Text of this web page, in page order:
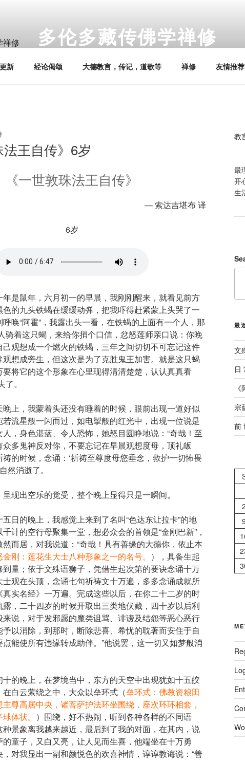
多伦多藏传佛学禅修
新 经论偈颂 大德教言，传记，道歌等 禅修 友情推荐
法王自传》6岁
《一世敦珠法王自传》
— 索达吉堪布 译
6岁
是鼠年，六月初一的早晨，我刚刚醒来，就看见前方
的九头铁蝎在缓缓动弹，把我吓得赶紧蒙上头哭了一
唤“阿霍”，我露出头一看，在铁蝎的上面有一个人，那
骑着这只蝎，来给你捎个口信，忿怒莲师亲口说：你晚
观想成一个燃火的铁蝎，三年之间切切不可忘记这件
想成旁生，但这次是为了克胜鬼王加害。就是这只蝎
将它的这个形象在心里现得清清楚楚，认认真真看
。
上，我蒙着头还没有睡着的时候，眼前出现一道好似
流星般一闪而过，如电掣般的红光中，出现一位说是
，身色湛蓝、令人恐怖，她怒目圆睁地说：“奇哉！至
多鬼神反对你，不要忘记在早晨观想度母，顶礼皈
的时候，念诵：‘祈祷至尊度母您垂念，救护一切怖畏
然消逝了。
现出空乐的觉受，整个晚上显得只是一瞬间。
日的晚上，我感觉上来到了名叫“色达东让拉卡”的地
计的空行母聚集一堂，想必众会的首领是“金刚巴新”，
而居，对我说道：“奇哉！具有善缘的大德你，依止本
金刚：莲花生大士八种形象之一的名号。 ）
，具备生起
量；依于文殊语狮子，凭借生起次第的要诀念诵十万
观在头顶，念诵七句祈祷文十万遍，多多念诵成就所
实名经》一万遍。完成这些以后，在你二十二岁的时
，二十四岁的时候开取出三类地伏藏，四十岁以后利
说，对于发邪愿的魔类诅骂、诽谤及结怨等恶心恶行
以消除，到那时，断除悲喜、希忧的耽著而安住于自
能使所有违缘转成助伴。”他说罢，这一切又如梦般消
的晚上，在梦境当中，东方的天空中出现犹如十五皎
白云萦绕之中，大众以垒环式（垒环式：佛教资粮田
尊高居中央，诸菩萨护法环坐围绕，座次环环相套，
体状。 ） 围绕，好不热闹，听到各种各样的不同语
景象离我越来越近，最后到了我的对面，在其内，说
童子，又白又亮，让人见而生喜，他端坐在十万勇
对我显出一副和颜悦色的欢喜神情，谆谆教诲说：“善
教
最
开
生
——
最
文
⽇
宗
前
2
9